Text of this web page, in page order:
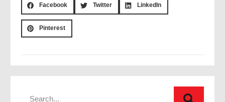
Facebook Twitter LinkedIn
Pinterest